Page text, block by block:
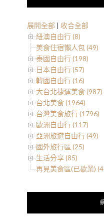
展開全部 | 收合全部
紐澳自由行 (8)
美食住宿懶人包 (49)
泰國自由行 (198)
日本自由行 (57)
韓國自由行 (16)
大台北捷運美食 (987)
台北美食 (1964)
台灣美食旅行 (1796)
歐洲自由行 (117)
亞洲旅遊自由行 (49)
國外旅行區 (25)
生活分享 (85)
再見美食區(已歇業)